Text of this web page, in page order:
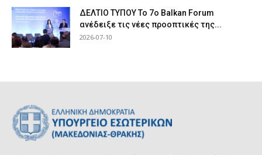
ΔΕΛΤΙΟ ΤΥΠΟΥ Το 7ο Balkan Forum
ανέδειξε τις νέες προοπτικές της...
2026-07-10